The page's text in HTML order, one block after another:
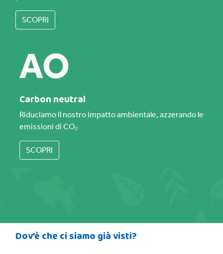
SCOPRI
Carbon neutral
Riduciamo il nostro impatto ambientale, azzerando le
emissioni di CO₂
SCOPRI
Dov’è che ci siamo già visti?